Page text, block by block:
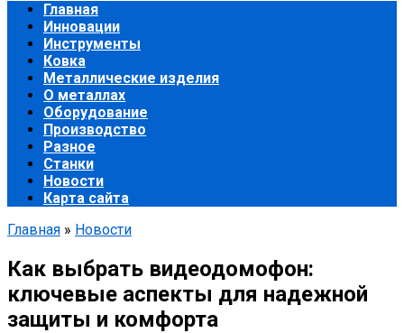
Главная
Инновации
Инструменты
Ковка
Металлические изделия
О металлах
Оборудование
Производство
Разное
Станки
Новости
Карта сайта
Главная » Новости
Как выбрать видеодомофон:
ключевые аспекты для надежной
защиты и комфорта